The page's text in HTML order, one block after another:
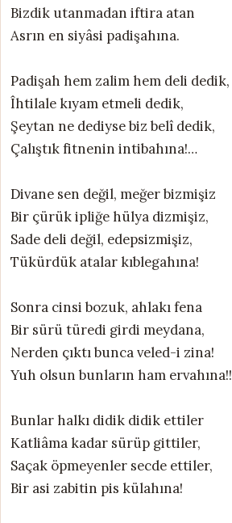
Bizdik utanmadan iftira atan
Asrın en siyâsi padişahına.
Padişah hem zalim hem deli dedik,
Îhtilale kıyam etmeli dedik,
Şeytan ne dediyse biz belî dedik,
Çalıştık fitnenin intibahına!…
Divane sen değil, meğer bizmişiz
Bir çürük ipliğe hülya dizmişiz,
Sade deli değil, edepsizmişiz,
Tükürdük atalar kıblegahına!
Sonra cinsi bozuk, ahlakı fena
Bir sürü türedi girdi meydana,
Nerden çıktı bunca veled-i zina!
Yuh olsun bunların ham ervahına!!
Bunlar halkı didik didik ettiler
Katliâma kadar sürüp gittiler,
Saçak öpmeyenler secde ettiler,
Bir asi zabitin pis külahına!